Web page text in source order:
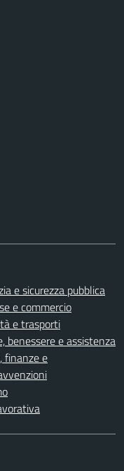
e sicurezza pubblica
e commercio
e trasporti
benessere e assistenza
finanze e